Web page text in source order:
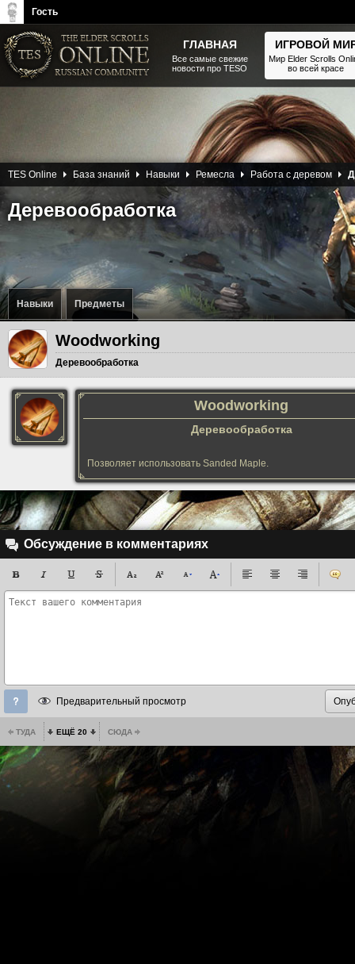
Навыки Предметы
Деревообработка
TES Online База знаний Навыки Ремесла Работа с деревом
Woodworking
Деревообработка
Woodworking
Деревообработка
Позволяет использовать Sanded Maple.
Обсуждение в комментариях
Предварительный просмотр
ТУДА ЕЩЁ 20 СЮДА
ГЛАВНАЯ
Все самые свежие
новости про TESO
ИГРОВОЙ
Мир Elder Scrolls
во всей красе
Гость